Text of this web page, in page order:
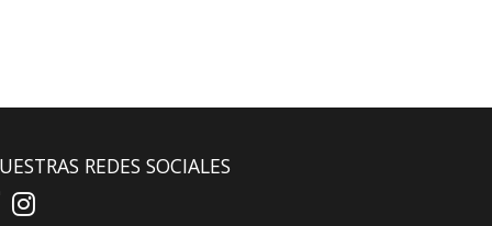
REDES SOCIALES